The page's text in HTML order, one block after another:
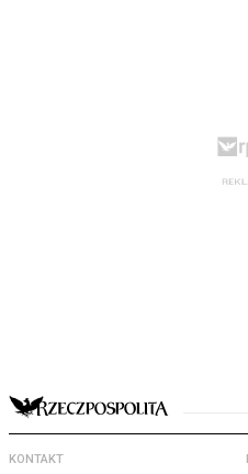
KONTAKT